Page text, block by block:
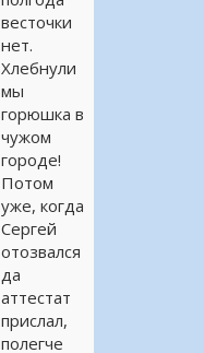
весточки
нет.
Хлебнули
мы
горюшка в
чужом
городе!
Потом
уже, когда
Сергей
отозвался
да
аттестат
прислал,
полегче